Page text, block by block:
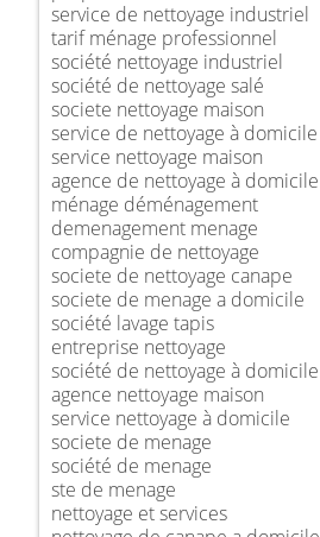
service de nettoyage industriel
tarif ménage professionnel
société nettoyage industriel
société de nettoyage salé
societe nettoyage maison
service de nettoyage à domicile
service nettoyage maison
agence de nettoyage à domicile
ménage déménagement
demenagement menage
compagnie de nettoyage
societe de nettoyage canape
societe de menage a domicile
société lavage tapis
entreprise nettoyage
société de nettoyage à domicile
agence nettoyage maison
service nettoyage à domicile
societe de menage
société de menage
ste de menage
nettoyage et services